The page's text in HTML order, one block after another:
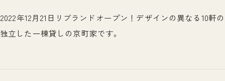
2022年12月21日リブランドオープン！デザインの異なる10軒の
独立した一棟貸しの京町家です。